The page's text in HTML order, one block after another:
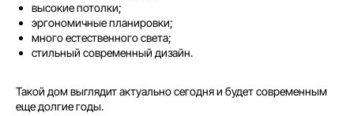
высокие потолки;
эргономичные планировки;
много естественного света;
стильный современный дизайн.
Такой дом выглядит актуально сегодня и будет современным
еще долгие годы.